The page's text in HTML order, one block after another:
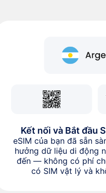
Kết nối và Bắt đầu
eSIM của bạn đã sẵn
hưởng dữ liệu di động
đến — không có phí
có SIM vật lý và